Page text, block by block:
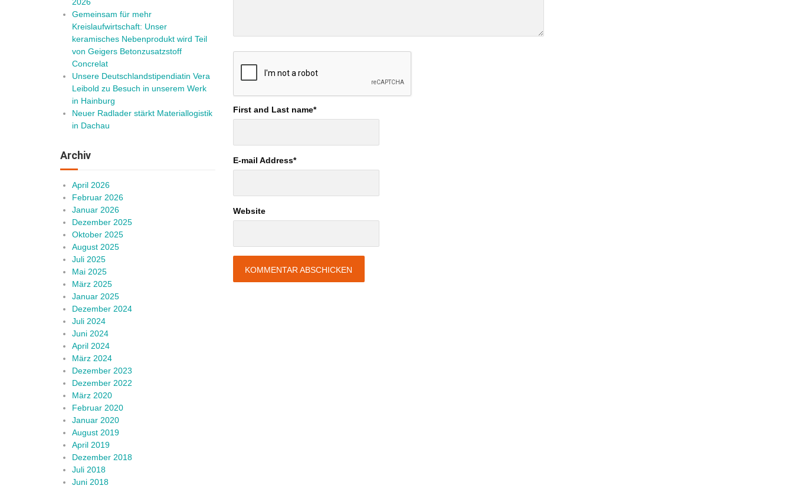
First and Last name*
E-mail Address*
Website
2026
Gemeinsam für mehr
Kreislaufwirtschaft: Unser
keramisches Nebenprodukt wird Teil
von Geigers Betonzusatzstoff
Concrelat
Unsere Deutschlandstipendiatin Vera
Leibold zu Besuch in unserem Werk
in Hainburg
Neuer Radlader stärkt Materiallogistik
in Dachau
Archiv
April 2026
Februar 2026
Januar 2026
Dezember 2025
Oktober 2025
August 2025
Juli 2025
Mai 2025
März 2025
Januar 2025
Dezember 2024
Juli 2024
Juni 2024
April 2024
März 2024
Dezember 2023
Dezember 2022
März 2020
Februar 2020
Januar 2020
August 2019
April 2019
Dezember 2018
Juli 2018
Juni 2018